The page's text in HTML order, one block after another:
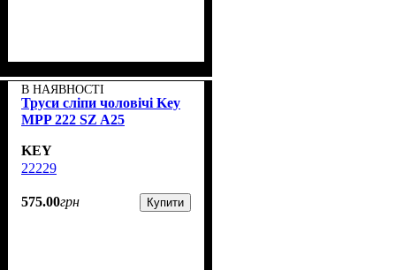
В НАЯВНОСТІ
Труси сліпи чоловічі Key
MPP 222 SZ A25
KEY
22229
575.00грн Купити